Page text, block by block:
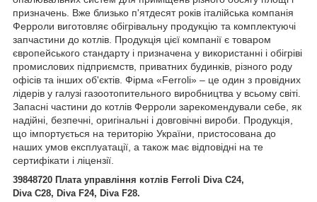
призначень. Вже близько п'ятдесят років італійська компанія
Ферроли виготовляє обігрівальну продукцію та комплектуючі
запчастини до котлів. Продукція цієї компанії є товаром
європейського стандарту і призначена у використанні і обігріві
промислових підприємств, приватних будинків, різного роду
офісів та інших об'єктів. Фірма «Ferroli» – це один з провідних
лідерів у галузі газоотопительного виробництва у всьому світі.
Запасні частини до котлів Ферроли зарекомендували себе, як
надійні, безпечні, оригінальні і довговічні вироби. Продукція,
що імпортується на територію України, пристосована до
наших умов експлуатації, а також має відповідні на те
сертифікати і ліцензії.
39848720 Плата управління котлів Ferroli Diva C24,
Diva C28, Diva F24, Diva F28.